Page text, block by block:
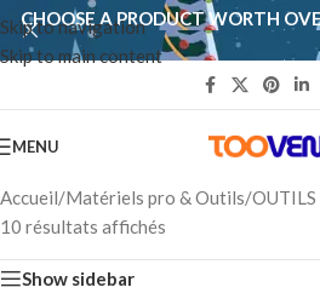
Skip to navigation
Skip to main content
CHOOSE A PRODUCT WORTH
MENU
Accueil/Matériels pro & Outils/
10 résultats affichés
Show sidebar